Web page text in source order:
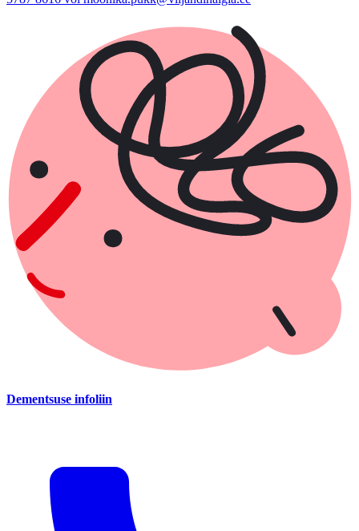
Dementsuse infoliin